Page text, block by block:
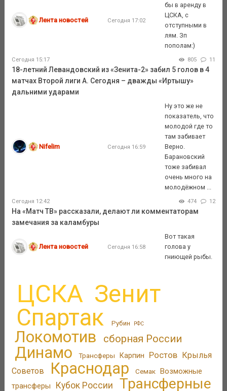
Лента новостей Сегодня 17:02
бы в аренду в
ЦСКА, с
отступными в
лям. Зп
пополам:)
Сегодня 15:17 805 11
18-летний Левандовский из «Зенита-2» забил 5 голов в 4
матчах Второй лиги А. Сегодня – дважды «Иртышу»
дальними ударами
Nifelim Сегодня 16:59
Ну это же не
показатель, что
молодой где то
там забивает
Верно.
Барановский
тоже забивал
очень много на
молодёжном ...
Сегодня 12:42 474 12
На «Матч ТВ» рассказали, делают ли комментаторам
замечания за каламбуры
Лента новостей Сегодня 16:58
Вот такая
голова у
гниющей рыбы.
ЦСКА Зенит
Спартак Рубин РФС
Локомотив сборная России
Динамо Трансферы Карпин Ростов Крылья
Советов
Краснодар Семак Возможные
трансферы
Кубок России
Трансферные